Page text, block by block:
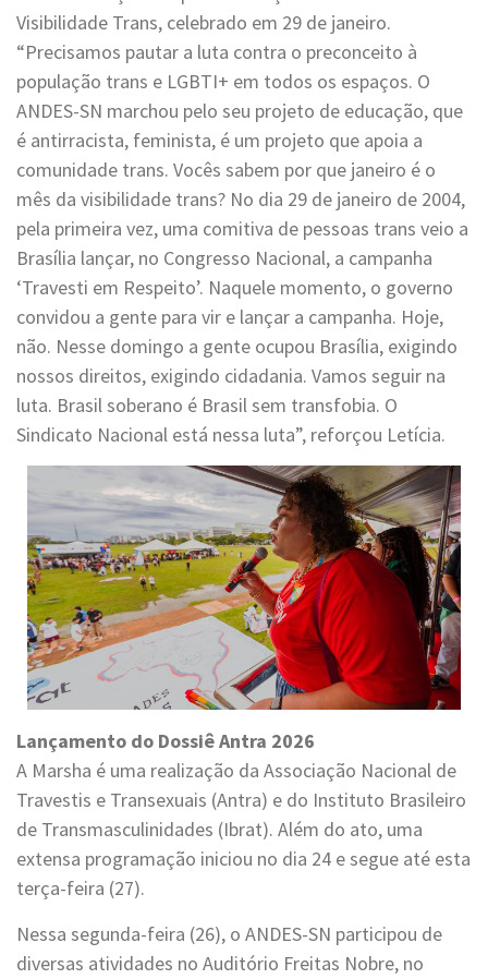
Visibilidade Trans, celebrado em 29 de janeiro.
“Precisamos pautar a luta contra o preconceito à
população trans e LGBTI+ em todos os espaços. O
ANDES-SN marchou pelo seu projeto de educação, que
é antirracista, feminista, é um projeto que apoia a
comunidade trans. Vocês sabem por que janeiro é o
mês da visibilidade trans? No dia 29 de janeiro de 2004,
pela primeira vez, uma comitiva de pessoas trans veio a
Brasília lançar, no Congresso Nacional, a campanha
‘Travesti em Respeito’. Naquele momento, o governo
convidou a gente para vir e lançar a campanha. Hoje,
não. Nesse domingo a gente ocupou Brasília, exigindo
nossos direitos, exigindo cidadania. Vamos seguir na
luta. Brasil soberano é Brasil sem transfobia. O
Sindicato Nacional está nessa luta”, reforçou Letícia.
Lançamento do Dossiê Antra 2026
A Marsha é uma realização da Associação Nacional de
Travestis e Transexuais (Antra) e do Instituto Brasileiro
de Transmasculinidades (Ibrat). Além do ato, uma
extensa programação iniciou no dia 24 e segue até esta
terça-feira (27).
Nessa segunda-feira (26), o ANDES-SN participou de
diversas atividades no Auditório Freitas Nobre, no